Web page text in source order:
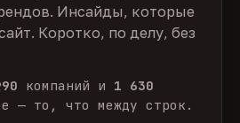
Инсайды, которые
Коротко, по делу, без
компаний и 1 630
— то, что между строк.